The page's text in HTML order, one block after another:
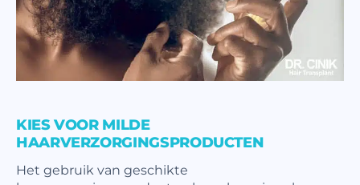
KIES VOOR MILDE
HAARVERZORGINGSPRODUCTEN
Het gebruik van geschikte